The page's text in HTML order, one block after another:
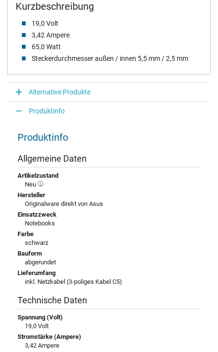
Kurzbeschreibung
19,0 Volt
3,42 Ampere
65,0 Watt
Steckerdurchmesser außen / innen 5,5 mm / 2,5 mm
Alternative Produkte
Produktinfo
Produktinfo
Allgemeine Daten
Artikelzustand
Neu
Hersteller
Originalware direkt von Asus
Einsatzzweck
Notebooks
Farbe
schwarz
Bauform
abgerundet
Lieferumfang
inkl. Netzkabel (3-poliges Kabel C5)
Technische Daten
Spannung (Volt)
19,0 Volt
Stromstärke (Ampere)
3,42 Ampere